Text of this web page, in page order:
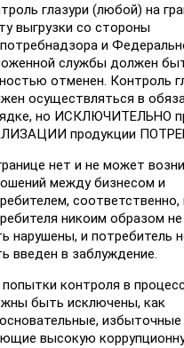
глазури (любой) на
выгрузки со стороны
и
службы должен
отменен. Контроль
осуществляться в
но ИСКЛЮЧИТЕЛЬНО
продукции
нет и не может
между бизнесом и
соответственно,
никоим образом не
нарушены, и потребитель
введен в заблуждение.
контроля в
быть исключены, как
избыточные
высокую